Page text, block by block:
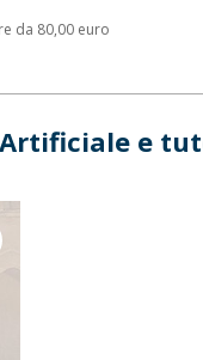
da 80,00 euro
e